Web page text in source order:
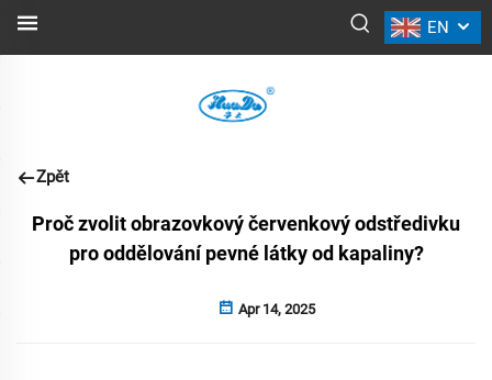
EN
NOVINKY
Zpět
Proč zvolit obrazovkový červenkový odstředivku
pro oddělování pevné látky od kapaliny?
Apr 14, 2025